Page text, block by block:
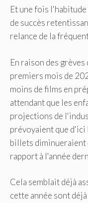
Et une fois l'habitude
de succès
relance de la
En raison des
premiers mois de
moins de films en
attendant que les
projections de
prévoyaient que d'ici
billets diminueraient
rapport à l'année
Cela semblait déjà
cette année sont